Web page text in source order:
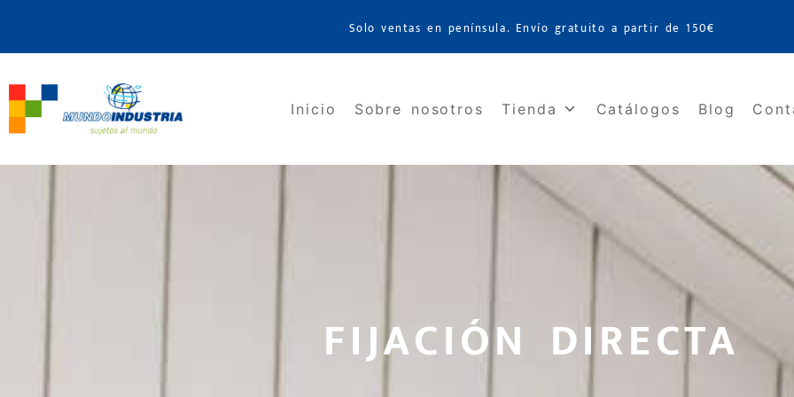
Solo ventas en península. Envío gratuito a partir de 150€
Inicio Sobre nosotros Tienda Catálogos Blog
FIJACIÓN DIRECTA